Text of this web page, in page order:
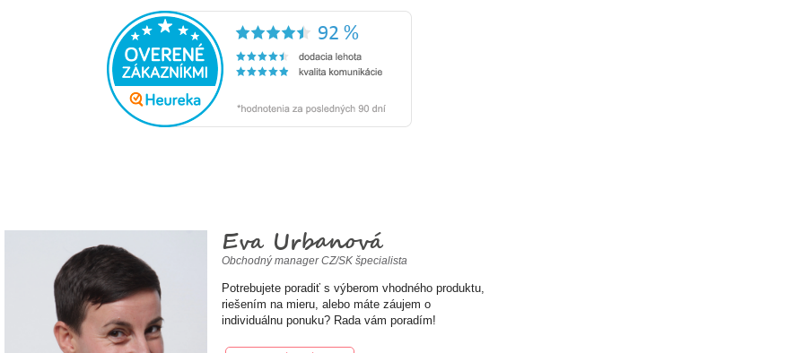
Eva Urbanová
Obchodný manager CZ/SK špecialista
Potrebujete poradiť s výberom vhodného produktu,
riešením na mieru, alebo máte záujem o
individuálnu ponuku? Rada vám poradím!